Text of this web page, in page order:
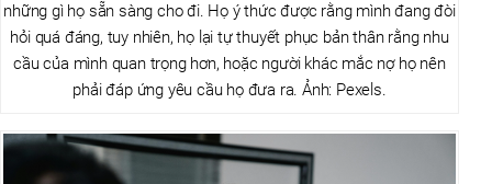
những gì họ sẵn sàng cho đi. Họ ý thức được rằng mình đang đòi
hỏi quá đáng, tuy nhiên, họ lại tự thuyết phục bản thân rằng nhu
cầu của mình quan trọng hơn, hoặc người khác mắc nợ họ nên
phải đáp ứng yêu cầu họ đưa ra. Ảnh: Pexels.